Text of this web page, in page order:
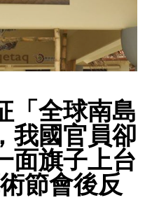
「全球南島
我國官員卻
面旗子上台
節會後反